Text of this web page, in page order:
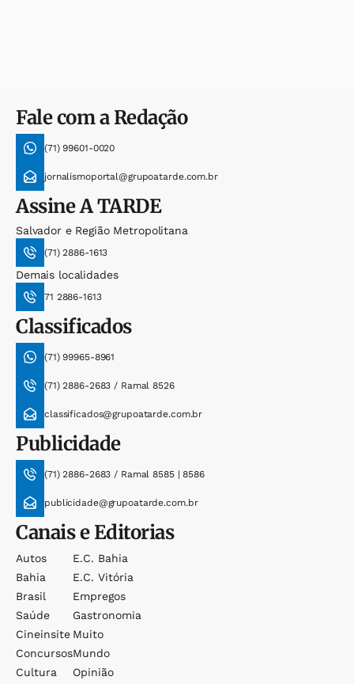
Fale com a Redação
(71) 99601-0020
jornalismoportal@grupoatarde.com.br
AssineA TARDE
Salvador e Região Metropolitana
(71) 2886-1613
Demais localidades
71 2886-1613
Classificados
(71) 99965-8961
(71) 2886-2683 / Ramal 8526
classificados@grupoatarde.com.br
Publicidade
(71) 2886-2683 / Ramal 8585 | 8586
publicidade@grupoatarde.com.br
Canais e Editorias
Autos
Bahia
Brasil
Saúde
Cineinsite
Concursos
Cultura
E.c. Bahia
E.c. Vitória
Empregos
Gastronomia
Muito
Mundo
Opinião